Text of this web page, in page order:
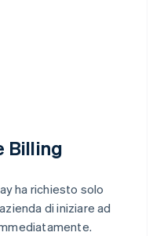
Billing
ha richiesto solo
di iniziare ad